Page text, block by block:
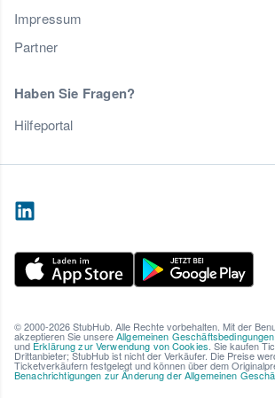
Impressum
Partner
Haben Sie Fragen?
Hilfeportal
© 2000-2026 StubHub. Alle Rechte vorbehalten. Mit der
akzeptieren Sie unsereAllgemeinen Geschäftsbedingungen
undErklärung zur Verwendung von Cookies. Sie kaufen
Drittanbieter; StubHub ist nicht der Verkäufer. Die Preise
Ticketverkäufern festgelegt und können über dem
Benachrichtigungen zur Änderung der Allgemeinen